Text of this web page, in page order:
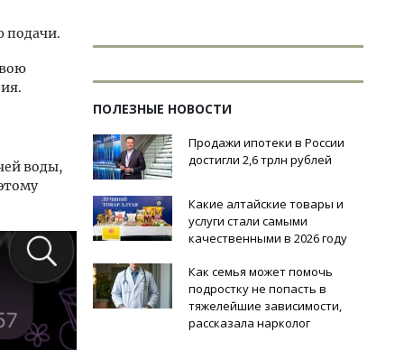
подачи.
воды,
ПОЛЕЗНЫЕ НОВОСТИ
Продажи ипотеки в России
достигли 2,6 трлн рублей
Какие алтайские товары и
услуги стали самыми
качественными в 2026 году
Как семья может помочь
подростку не попасть в
тяжелейшие зависимости,
рассказала нарколог